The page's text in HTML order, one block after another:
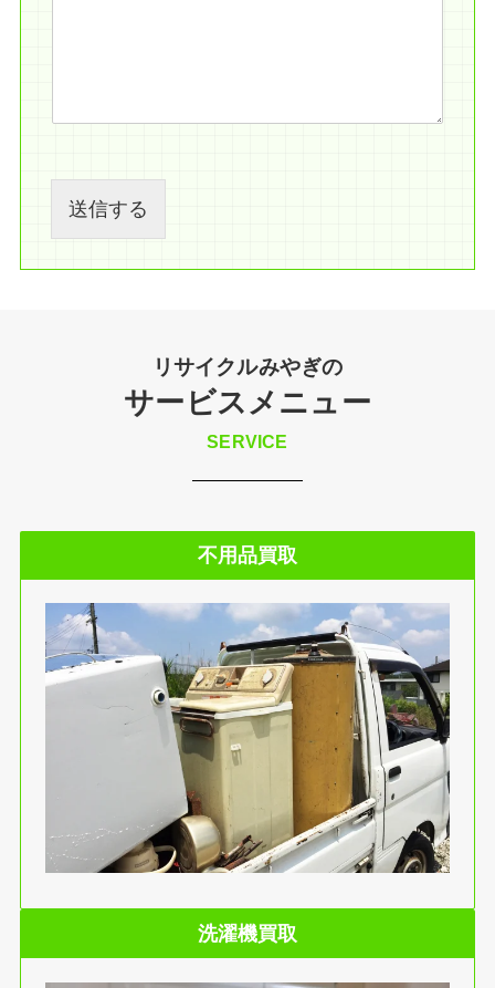
送信する
リサイクルみやぎの
サービスメニュー
SERVICE
不用品買取
洗濯機買取